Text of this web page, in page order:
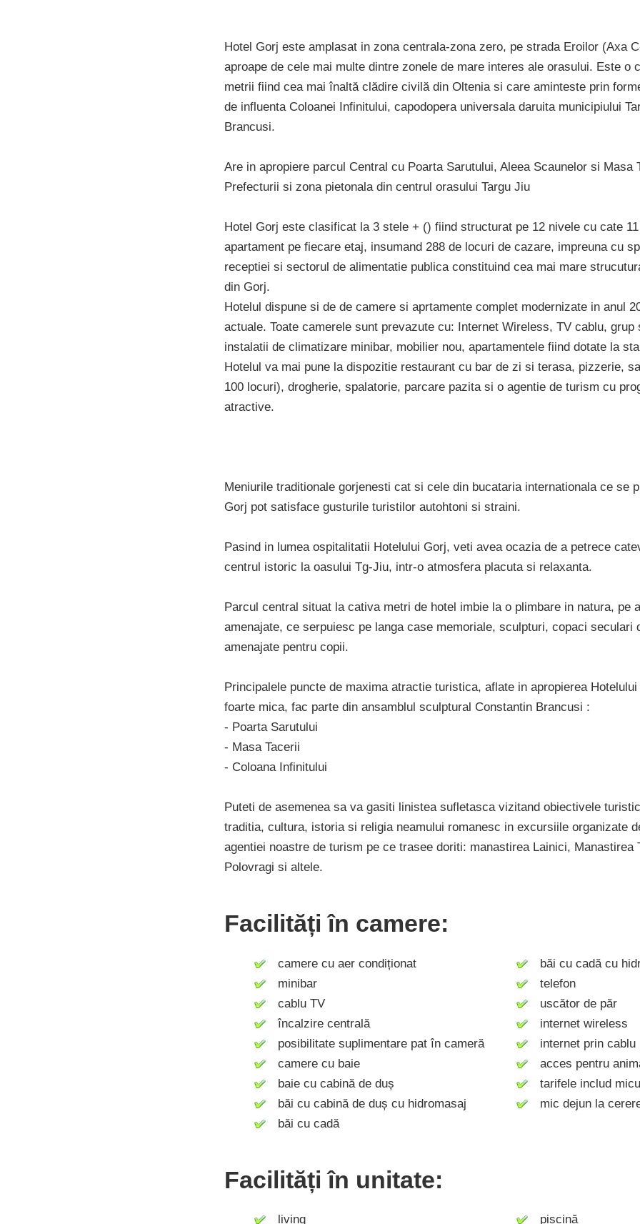
Hotel Gorj este amplasat in zona centrala-zona zero, pe strada Eroilor (Axa
aproape de cele mai multe dintre zonele de mare interes ale orasului. Este o
metrii fiind cea mai înaltă clădire civilă din Oltenia si care aminteste prin
de influenta Coloanei Infinitului, capodopera universala daruita municipiului
Brancusi.
Are in apropiere parcul Central cu Poarta Sarutului, Aleea Scaunelor si Masa
Prefecturii si zona pietonala din centrul orasului Targu Jiu
Hotel Gorj este clasificat la 3 stele + () fiind structurat pe 12 nivele cu cate
apartament pe fiecare etaj, insumand 288 de locuri de cazare, impreuna cu
receptiei si sectorul de alimentatie publica constituind cea mai mare
din Gorj.
Hotelul dispune si de de camere si aprtamente complet modernizate in anul
actuale. Toate camerele sunt prevazute cu: Internet Wireless, TV cablu, grup
instalatii de climatizare minibar, mobilier nou, apartamentele fiind dotate la
Hotelul va mai pune la dispozitie restaurant cu bar de zi si terasa, pizzerie,
100 locuri), drogherie, spalatorie, parcare pazita si o agentie de turism cu
atractive.
Meniurile traditionale gorjenesti cat si cele din bucataria internationala ce se
Gorj pot satisface gusturile turistilor autohtoni si straini.
Pasind in lumea ospitalitatii Hotelului Gorj, veti avea ocazia de a petrece
centrul istoric la oasului Tg-Jiu, intr-o atmosfera placuta si relaxanta.
Parcul central situat la cativa metri de hotel imbie la o plimbare in natura, pe
amenajate, ce serpuiesc pe langa case memoriale, sculpturi, copaci seculari
amenajate pentru copii.
Principalele puncte de maxima atractie turistica, aflate in apropierea
foarte mica, fac parte din ansamblul sculptural Constantin Brancusi :
- Poarta Sarutului
- Masa Tacerii
- Coloana Infinitului
Puteti de asemenea sa va gasiti linistea sufletasca vizitand obiectivele
traditia, cultura, istoria si religia neamului romanesc in excursiile organizate
agentiei noastre de turism pe ce trasee doriti: manastirea Lainici, Manastirea
Polovragi si altele.
Facilități în camere:
camere cu aer condiționat
minibar
cablu TV
încalzire centrală
posibilitate suplimentare pat în cameră
camere cu baie
baie cu cabină de duș
băi cu cabină de duș cu hidromasaj
băi cu cadă
băi cu cadă cu
telefon
uscător de păr
internet wireless
internet prin cablu
acces pentru
tarifele includ
mic dejun la
Facilități în unitate:
living piscină